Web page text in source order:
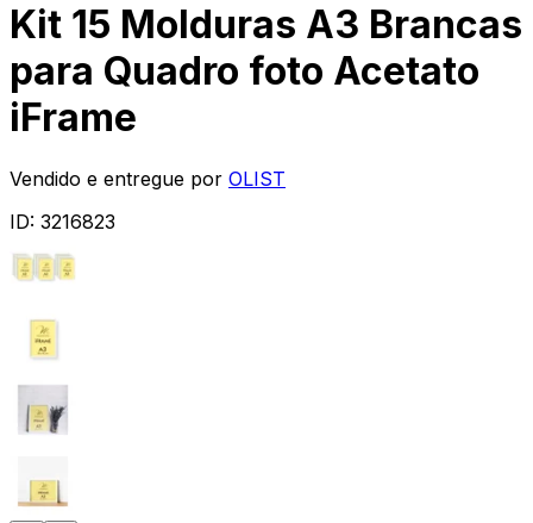
Kit 15 Molduras A3 Brancas
para Quadro foto Acetato
iFrame
Vendido e entregue por OLIST
ID: 3216823